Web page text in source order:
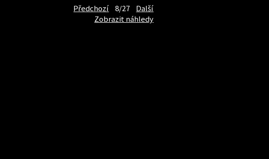
Předchozí 8/27
Další
Zobrazit náhledy